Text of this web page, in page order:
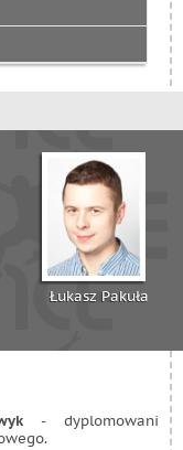
Łukasz Pakuła
- dyplomowani